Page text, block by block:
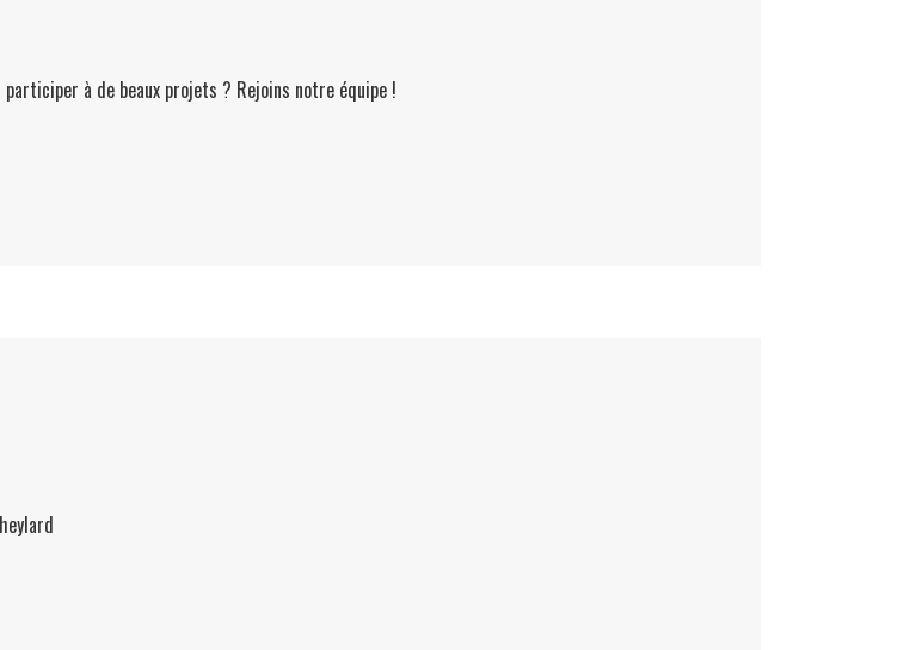
à de beaux projets ? Rejoins notre équipe !